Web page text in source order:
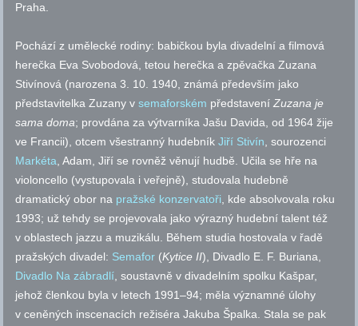
Praha.
Pochází z umělecké rodiny: babičkou byla divadelní a filmová
herečka Eva Svobodová, tetou herečka a zpěvačka Zuzana
Stivínová (narozena 3. 10. 1940, známá především jako
představitelka Zuzany vsemaforském představeníZuzana je
sama doma; provdána za výtvarníka Jašu Davida, od 1964 žije
ve Francii), otcem všestranný hudebníkJiří Stivín, sourozenci
Markéta, Adam, Jiří se rovněž věnují hudbě. Učila se hře na
violoncello (vystupovala i veřejně), studovala hudebně
dramatický obor na pražské konzervatoři, kde absolvovala roku
1993; už tehdy se projevovala jako výrazný hudební talent též
v oblastech jazzu a muzikálu. Během studia hostovala v řadě
pražských divadel: Semafor (Kytice II), Divadlo E. F. Buriana,
Divadlo Na zábradlí, soustavně v divadelním spolku Kašpar,
jehož členkou byla v letech 1991–94; měla významné úlohy
v ceněných inscenacích režiséra Jakuba Špalka. Stala se pak